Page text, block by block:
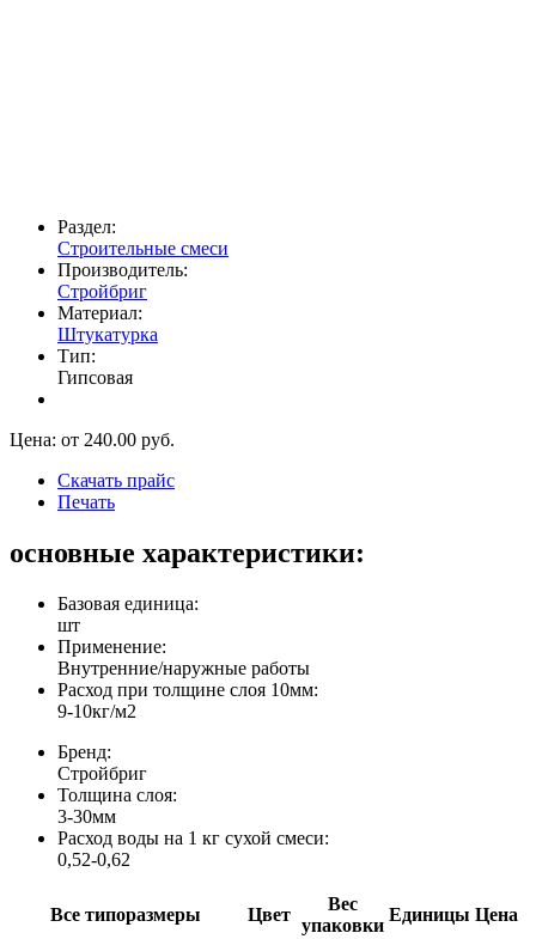
Раздел:
Строительные смеси
Производитель:
Стройбриг
Материал:
Штукатурка
Тип:
Гипсовая
Цена: от 240.00 руб.
Скачать прайс
Печать
основные характеристики:
Базовая единица:
шт
Применение:
Внутренние/наружные работы
Расход при толщине слоя 10мм:
9-10кг/м2
Бренд:
Стройбриг
Толщина слоя:
3-30мм
Расход воды на 1 кг сухой смеси:
0,52-0,62
Все типоразмеры Цвет
Вес
упаковки
Единицы Цена